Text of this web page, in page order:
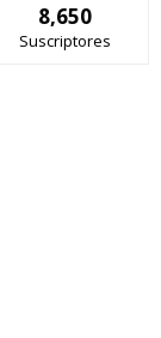
8,650
Suscriptores